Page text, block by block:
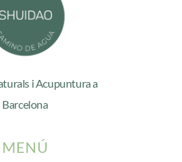
i Acupuntura a
Barcelona
MENÚ